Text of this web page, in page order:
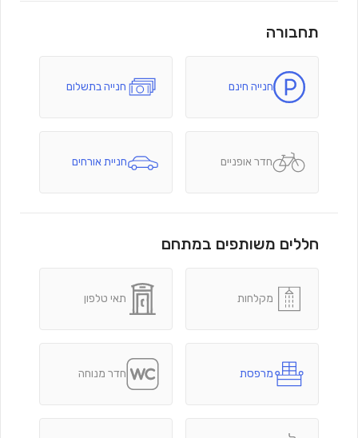
תחבורה
חנייה חינם חנייה בתשלום
חדר אופניים חניית אורחים
חללים משותפים במתחם
מקלחות תאי טלפון
מרפסת חדר מנוחה